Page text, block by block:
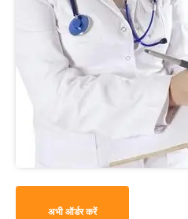
अभी ऑर्डर करें